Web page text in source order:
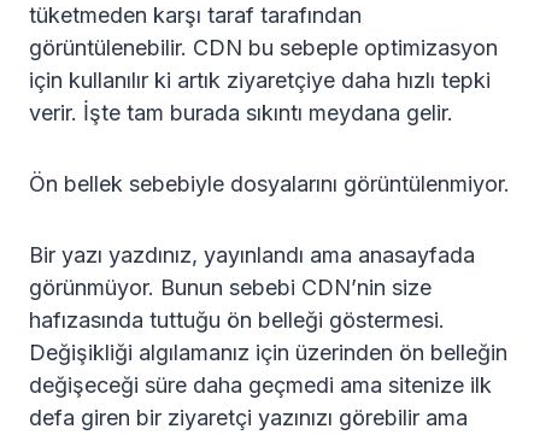
tüketmeden karşı taraf tarafından
görüntülenebilir. CDN bu sebeple optimizasyon
için kullanılır ki artık ziyaretçiye daha hızlı tepki
verir. İşte tam burada sıkıntı meydana gelir.
Ön bellek sebebiyle dosyalarını görüntülenmiyor.
Bir yazı yazdınız, yayınlandı ama anasayfada
görünmüyor. Bunun sebebi CDN’nin size
hafızasında tuttuğu ön belleği göstermesi.
Değişikliği algılamanız için üzerinden ön belleğin
değişeceği süre daha geçmedi ama sitenize ilk
defa giren bir ziyaretçi yazınızı görebilir ama